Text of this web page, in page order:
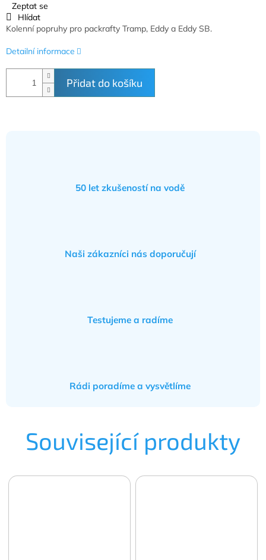
Přidat do košíku
Kolenní popruhy pro packrafty Tramp, Eddy a Eddy SB.
Detailní informace
Zeptat se
Hlídat
50 let zkušeností na vodě
Naši zákazníci nás doporučují
Testujeme a radíme
Rádi poradíme a vysvětlíme
Související produkty